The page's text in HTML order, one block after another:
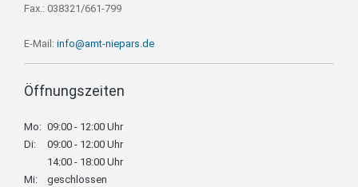
Fax.: 038321/661-799
E-Mail: info@amt-niepars.de
Öffnungszeiten
Mo: 09:00 - 12:00 Uhr
Di:
09:00 - 12:00 Uhr
14:00 - 18:00 Uhr
Mi:
geschlossen